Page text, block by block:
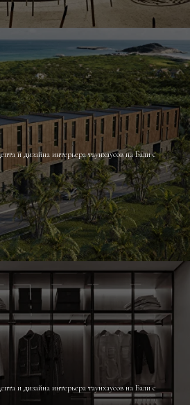
и дизайна интерьера таунхаусов на Бали с
и дизайна интерьера таунхаусов на Бали с